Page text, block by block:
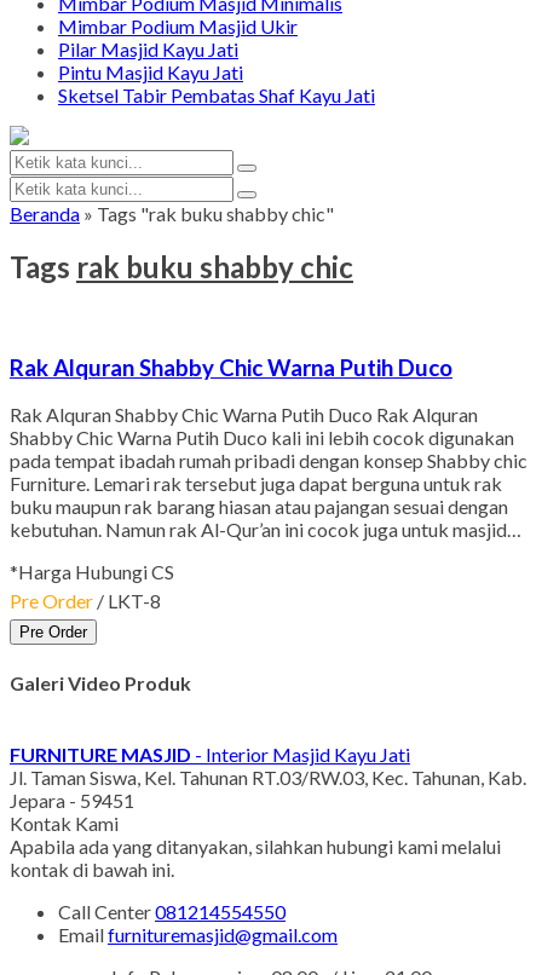
Mimbar Podium Masjid Ukir
Pilar Masjid Kayu Jati
Pintu Masjid Kayu Jati
Sketsel Tabir Pembatas Shaf Kayu Jati
Beranda » Tags "rak buku shabby chic"
Tags rak buku shabby chic
Rak Alquran Shabby Chic Warna Putih Duco
Rak Alquran Shabby Chic Warna Putih Duco Rak Alquran
Shabby Chic Warna Putih Duco kali ini lebih cocok digunakan
pada tempat ibadah rumah pribadi dengan konsep Shabby chic
Furniture. Lemari rak tersebut juga dapat berguna untuk rak
buku maupun rak barang hiasan atau pajangan sesuai dengan
kebutuhan. Namun rak Al-Qur’an ini cocok juga untuk masjid…
*Harga Hubungi CS
Pre Order / LKT-8
Pre Order
Galeri Video Produk
FURNITURE MASJID - Interior Masjid Kayu Jati
Jl. Taman Siswa, Kel. Tahunan RT.03/RW.03, Kec. Tahunan, Kab.
Jepara - 59451
Kontak Kami
Apabila ada yang ditanyakan, silahkan hubungi kami melalui
kontak di bawah ini.
Call Center081214554550
Emailfurnituremasjid@gmail.com